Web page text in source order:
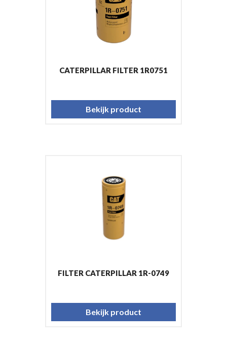
CATERPILLAR FILTER 1R0751
Bekijk product
FILTER CATERPILLAR 1R-0749
Bekijk product